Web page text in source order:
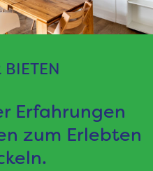
BIETEN
Erfahrungen
zum Erlebten